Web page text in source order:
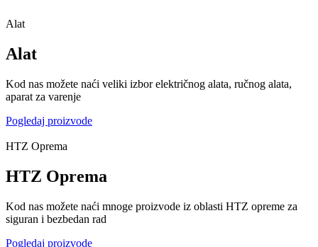
Alat
Alat
Kod nas možete naći veliki izbor električnog alata, ručnog alata,
aparat za varenje
Pogledaj proizvode
HTZ Oprema
HTZ Oprema
Kod nas možete naći mnoge proizvode iz oblasti HTZ opreme za
siguran i bezbedan rad
Pogledaj proizvode